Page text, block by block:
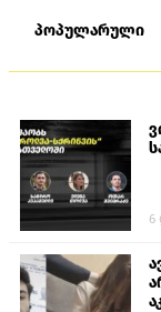
პოპულარული
6